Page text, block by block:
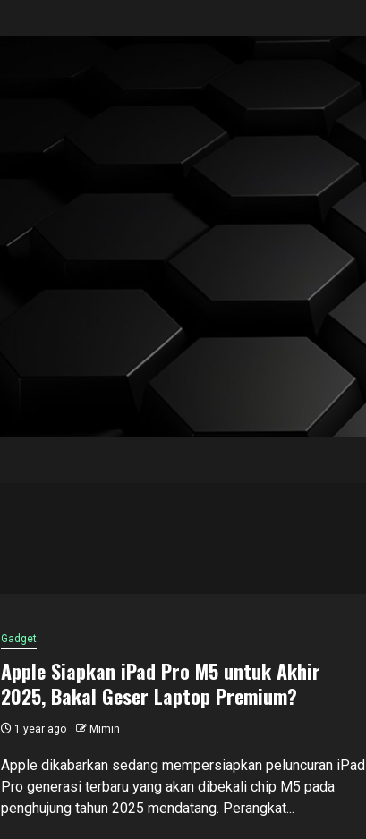
Gadget
Apple Siapkan iPad Pro M5 untuk Akhir
2025, Bakal Geser Laptop Premium?
1 year ago Mimin
Apple dikabarkan sedang mempersiapkan peluncuran iPad
Pro generasi terbaru yang akan dibekali chip M5 pada
penghujung tahun 2025 mendatang. Perangkat...